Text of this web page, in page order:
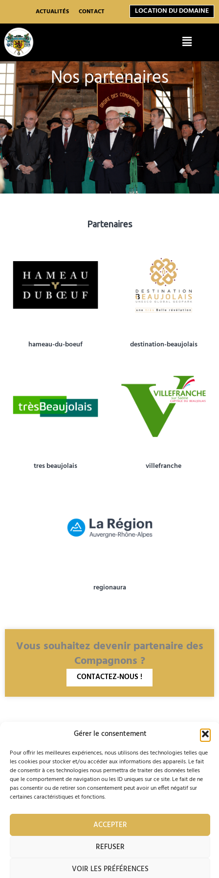
Gérer le consentement
Pour offrir les meilleures expériences, nous utilisons des technologies telles que
les cookies pour stocker et/ou accéder aux informations des appareils. Le fait
de consentir à ces technologies nous permettra de traiter des données telles
que le comportement de navigation ou les ID uniques sur ce site. Le fait de ne
pas consentir ou de retirer son consentement peut avoir un effet négatif sur
certaines caractéristiques et fonctions.
ACCEPTER
REFUSER
VOIR LES PRÉFÉRENCES
contenu
ACTUALITÉS CONTACT LOCATION DU DOMAINE
Menu
Nos partenaires
Partenaires
hameau-du-boeuf destination-beaujolais
tres beaujolais villefranche
regionaura
Vous souhaitez devenir partenaire des
Compagnons ?
CONTACTEZ-NOUS !
Ordre des Compagnons
du Beaujolais
47 Passage de
l'Ancienne Mairie
69400 VILLEFRANCHE-
04 74 60
54 81
info@compagnons-du-
beaujolais.com F
a
c
e
o
I
n
s
t
g
Je mets à jour mes coordonnées : REMPLIR LE
© 2023 Ordre des Compagnons du Beaujolais |
ParAccentonic